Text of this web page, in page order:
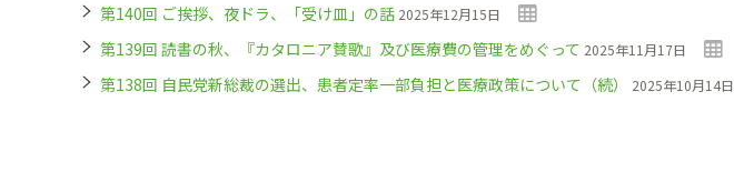
第140回 ご挨拶、夜ドラ、「受け皿」の話 2025年12月15日
第139回 読書の秋、『カタロニア賛歌』及び医療費の管理をめぐって 2025年11月17日
第138回 自民党新総裁の選出、患者定率一部負担と医療政策について（続） 2025年10月14日